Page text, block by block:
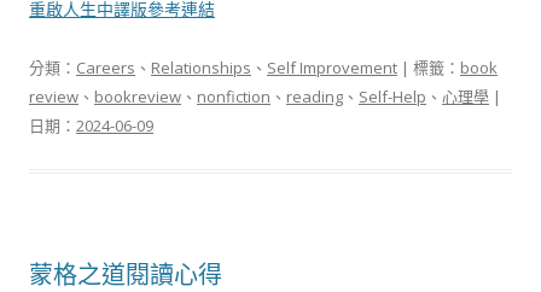
重啟人生中譯版參考連結
分類： Careers 、 Relationships 、 Self Improvement | 標籤： book
review 、 bookreview 、 nonfiction 、 reading 、 Self-Help 、 心理學 |
日期： 2024-06-09
蒙格之道閱讀心得